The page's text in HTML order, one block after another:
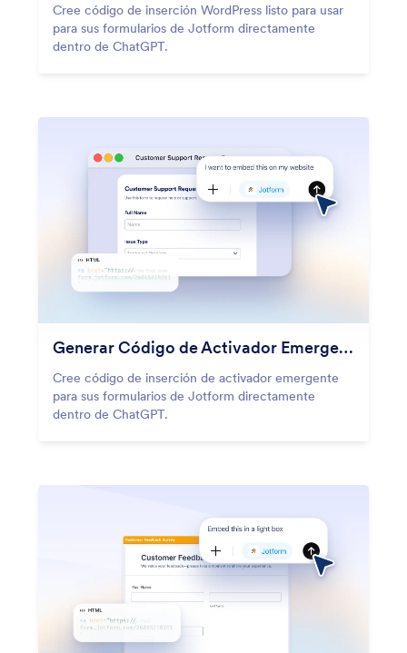
Cree código de inserción WordPress listo para usar
para sus formularios de Jotform directamente
dentro de ChatGPT.
Generar Código de Activador Emergente
Cree código de inserción de activador emergente
para sus formularios de Jotform directamente
dentro de ChatGPT.